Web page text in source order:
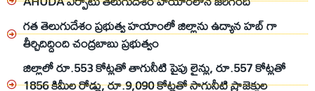
గత తెలుగుదేశం ప్రభుత్వ హయాంలో జిల్లాను ఉద్యాన హబ్ గా
తీర్చిదిద్దింది చంద్రబాబు ప్రభుత్వం
జిల్లాలో రూ.553 కోట్లతో తాగునీటి పైపు లైన్లు, రూ.557 కోట్లతో
1856 కిమీల రోడ్లు, రూ.9,090 కోట్లతో సాగునీటి ప్రాజెక్టుల